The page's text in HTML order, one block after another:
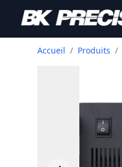
Accueil / Produits /